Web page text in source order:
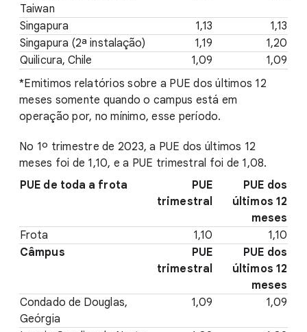
Taiwan
Singapura 1,13
1,13
Singapura (2ª instalação)
1,19
1,20
Quilicura, Chile
1,09
1,09
*Emitimos relatórios sobre a PUE dos últimos 12
meses somente quando o campus está em
operação por, no mínimo, esse período.
No 1º trimestre de 2023, a PUE dos últimos 12
meses foi de 1,10, e a PUE trimestral foi de 1,08.
PUE de toda a frota
PUE
trimestral
PUE dos
últimos 12
meses
Frota
1,10
1,10
Câmpus
PUE
trimestral
PUE dos
últimos 12
meses
Condado de Douglas,
Geórgia
1,09 1,09